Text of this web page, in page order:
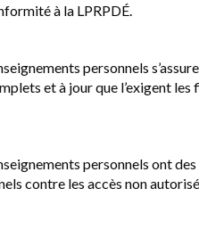
à la LPRPDÉ.
personnels
et à jour que l’exigent les
personnels ont
contre les accès non